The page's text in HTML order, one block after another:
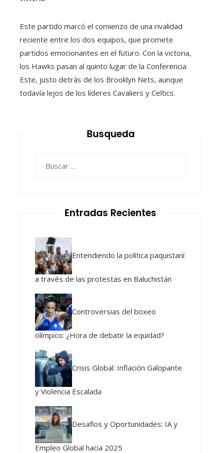
Este partido marcó el comienzo de una rivalidad
reciente entre los dos equipos, que promete
partidos emocionantes en el futuro. Con la victoria,
los Hawks pasan al quinto lugar de la Conferencia
Este, justo detrás de los Brooklyn Nets, aunque
todavía lejos de los líderes Cavaliers y Celtics.
Busqueda
Entradas Recientes
Entendiendo la política paquistaní
a través de las protestas en Baluchistán
Controversias del boxeo
olímpico: ¿Hora de debatir la equidad?
Crisis Global: Inflación Galopante
y Violencia Escalada
Desafíos y Oportunidades: IA y
Empleo Global hacia 2025